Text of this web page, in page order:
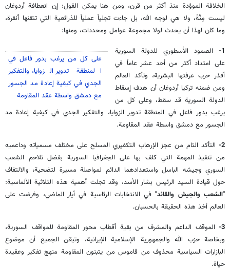
الخلافة الموؤدة منذ أكثر من قرن، ومن هنا يمكن القول: إن انعطافة أردوغان
ليست مِنَّةً، ولا هي لوجه الله، بل جاءت تجلياً عملياً للذرائعية التي تتقنها أنقرة،
وما كان لهذا أن يحدث لولا مجموعة عوامل ومحددات، ومنها:
على كل من يرغب بدور فاعل في
المنطقة تدوير الزوايا، والتفكير
الجدي في كيفية إعادة مد الجسور
مع دمشق واسطة عقد المقاومة
1-
الصمود الأسطوري للدولة السورية
على امتداد أكثر من أحد عشر عاماً في
أقذر حرب عرفتها البشرية، وتأكد العالم
ومن ضمنه تركيا أردوغان أن هدف إسقاط
الدولة السورية قد سقط، وعلى كل من
يرغب بدور فاعل في المنطقة تدوير الزوايا، والتفكير الجدي في كيفية إعادة مد
الجسور مع دمشق واسطة عقد المقاومة.
2- التأكد التام من عجز الإرهاب التكفيري المسلح على مختلف مسمياته وداعميه
من تنفيذ المهمة التي كلف بها على الجغرافيا السورية بفضل تلاحم الشعب
السوري وجيشه الباسل واستعدادهما الدائم لمواصلة مسيرة لتضحية، والالتفاف
حول قيادة السيد الرئيس بشار الأسد، وقد تجلت أهمية هذه الثلاثية الألماسية:
"الشعب والجيش والقائد"في الانتخابات الرئاسية في أيار الماضي، وفرضت على
العالم أخذ هذه الحقيقة بالحسبان.
3-
الموقف الداعم والمشرف من بقية أقطاب محور المقاومة للمواقف السورية،
وبخاصة حزب الله والجمهورية الإسلامية الإيرانية، وتيقن الجميع أن موضوع
البازارات السياسية محذوف من قاموس من يتبنون المقاومة منهج تفكير وعقيدة
حياة.